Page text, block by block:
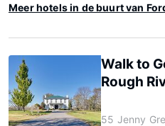
Meer hotels in de buurt van
Walk to
Rough
55 Jenny